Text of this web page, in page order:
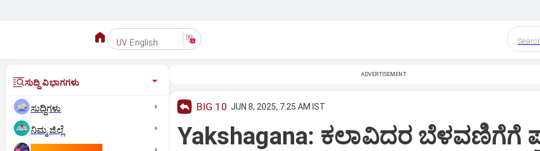
UV English
ಸುದ್ದಿ ವಿಭಾಗಗಳು
ಸುದ್ದಿಗಳು
ನಿಮ್ಮ ಜಿಲ್ಲೆ
ADVERTISEMENT
BIG 10 JUN 8, 2025, 7:25 AM IST
Yakshagana: ಕಲಾವಿದರ ಬೆಳವಣಿಗೆಗೆ